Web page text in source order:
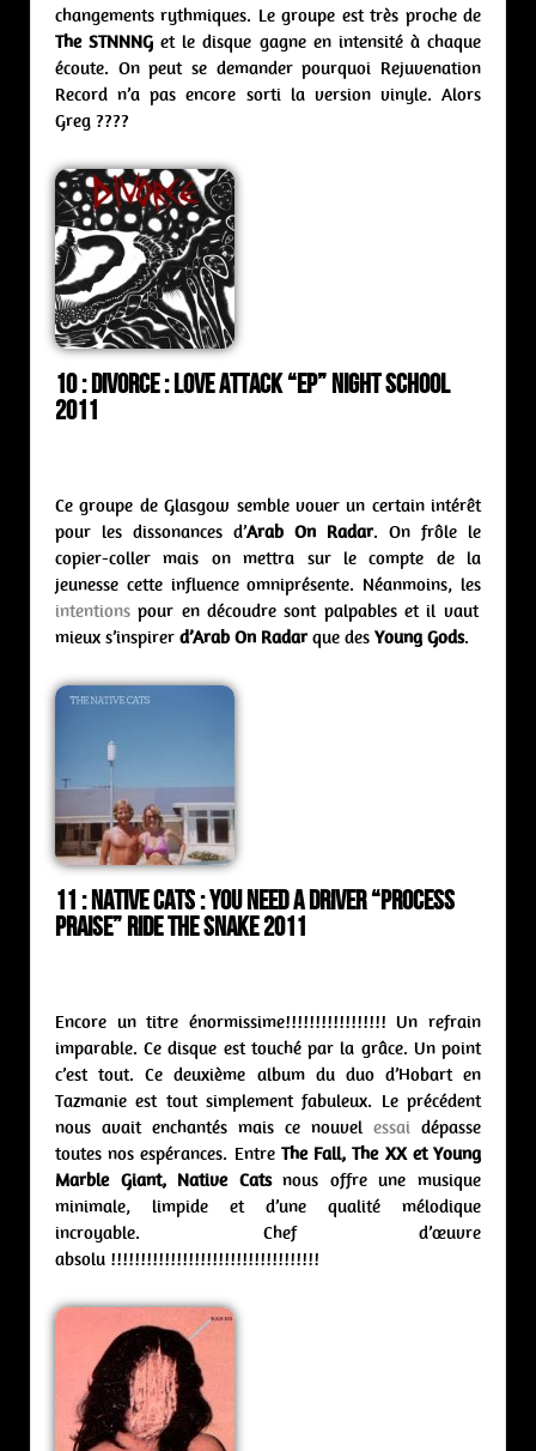
changements rythmiques. Le groupe est très proche de
The STNNNG et le disque gagne en intensité à chaque
écoute. On peut se demander pourquoi Rejuvenation
Record n’a pas encore sorti la version vinyle. Alors
Greg ????
10 : Divorce : love attack “ep” Night School
2011
Ce groupe de Glasgow semble vouer un certain intérêt
pour les dissonances d’Arab On Radar. On frôle le
copier-coller mais on mettra sur le compte de la
jeunesse cette influence omniprésente. Néanmoins, les
intentions pour en découdre sont palpables et il vaut
mieux s’inspirer d’Arab On Radarque des Young Gods.
11 : Native Cats : you need a driver “Process
Praise” Ride The Snake 2011
Encore un titre énormissime!!!!!!!!!!!!!!!!! Un refrain
imparable. Ce disque est touché par la grâce. Un point
c’est tout. Ce deuxième album du duo d’Hobart en
Tazmanie est tout simplement fabuleux. Le précédent
nous avait enchantés mais ce nouvel essai dépasse
toutes nos espérances. Entre The Fall, The XX et Young
Marble Giant, Native Catsnous offre une musique
minimale, limpide et d’une qualité mélodique
incroyable. Chef d’œuvre
absolu !!!!!!!!!!!!!!!!!!!!!!!!!!!!!!!!!!!